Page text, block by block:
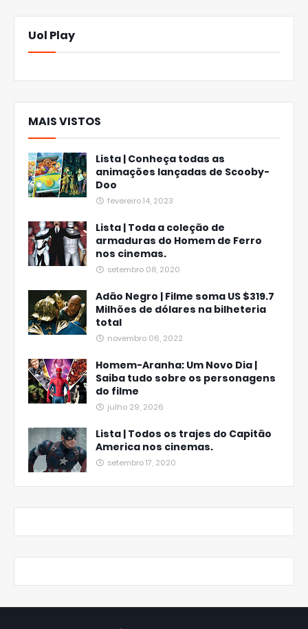
Uol Play
MAIS VISTOS
Lista | Conheça todas as
animações lançadas de Scooby-
Doo
fevereiro 14, 2023
Lista | Toda a coleção de
armaduras do Homem de Ferro
nos cinemas.
setembro 08, 2020
Adão Negro | Filme soma US $319.7
Milhões de dólares na bilheteria
total
novembro 06, 2022
Homem-Aranha: Um Novo Dia |
Saiba tudo sobre os personagens
do filme
julho 29, 2026
Lista | Todos os trajes do Capitão
America nos cinemas.
setembro 17, 2020